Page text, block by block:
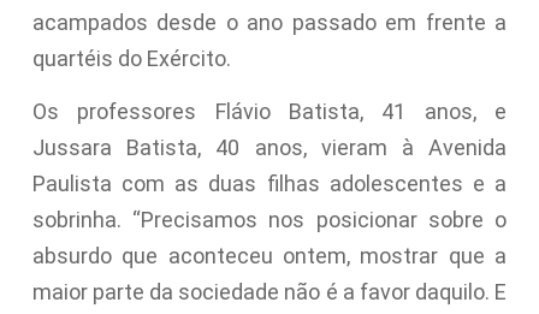
acampados desde o ano passado em frente a
quartéis do Exército.
Os professores Flávio Batista, 41 anos, e
Jussara Batista, 40 anos, vieram à Avenida
Paulista com as duas filhas adolescentes e a
sobrinha. “Precisamos nos posicionar sobre o
absurdo que aconteceu ontem, mostrar que a
maior parte da sociedade não é a favor daquilo. E